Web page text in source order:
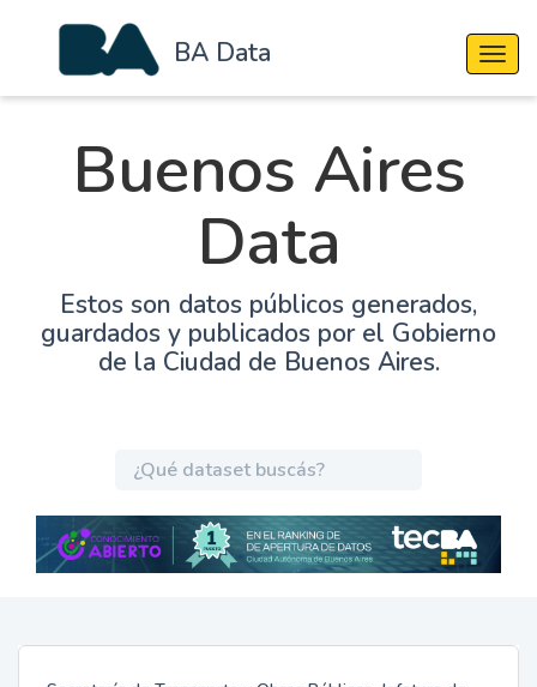
BA Data
Buenos Aires
Data
Estos son datos públicos generados,
guardados y publicados por el Gobierno
de la Ciudad de Buenos Aires.